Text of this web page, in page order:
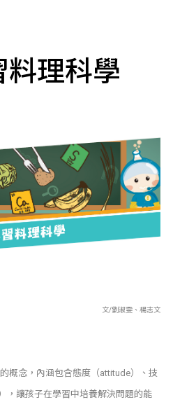
料理科學
文/劉淑雯、楊志文
概念，內涵包含態度（attitude）、技
，讓孩子在學習中培養解決問題的能